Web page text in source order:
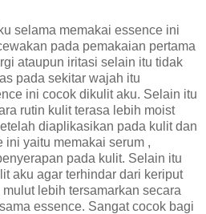
selama memakai essence ini
pada pemakaian pertama
ataupun iritasi selain itu tidak
pada sekitar wajah itu
ini cocok dikulit aku. Selain itu
rutin kulit terasa lebih moist
diaplikasikan pada kulit dan
ini yaitu memakai serum ,
pada kulit. Selain itu
aku agar terhindar dari keriput
lebih tersamarkan secara
essence. Sangat cocok bagi